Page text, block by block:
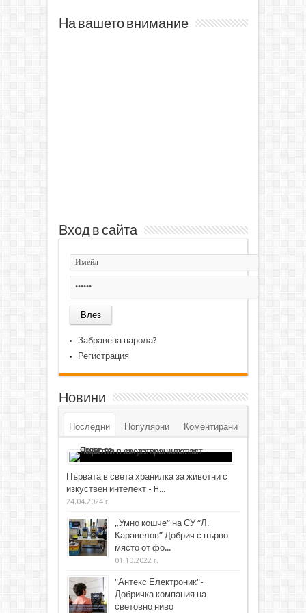
На вашето внимание
Вход в сайта
Забравена парола?
Регистрация
Новини
Последни Популярни Коментирани
Първата в света хранилка за животни с
изкуствен интелект - H...
24.04.2024 г.
„Умно кошче“ на СУ “Л.
Каравелов” Добрич с първо
място от фо...
01.10.2022 г.
"Антекс Електроник"-
Добричка компания на
световно ниво